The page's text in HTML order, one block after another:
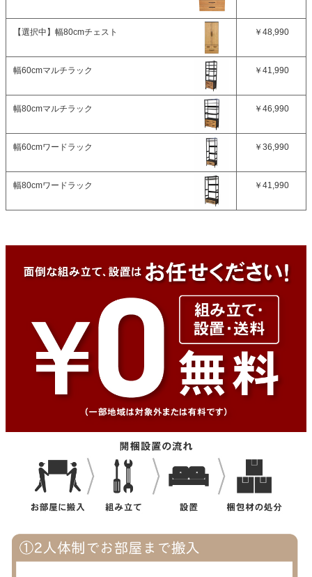
【選択中】 幅80cmチェスト ￥48,990
幅60cmマルチラック ￥41,990
幅80cmマルチラック ￥46,990
幅60cmワードラック ￥36,990
幅80cmワードラック ￥41,990